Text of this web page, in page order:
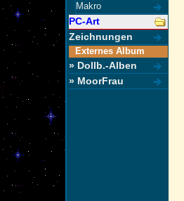
Makro
PC-Art
Zeichnungen
Externes Album
» Dollb.-Alben
» MoorFrau